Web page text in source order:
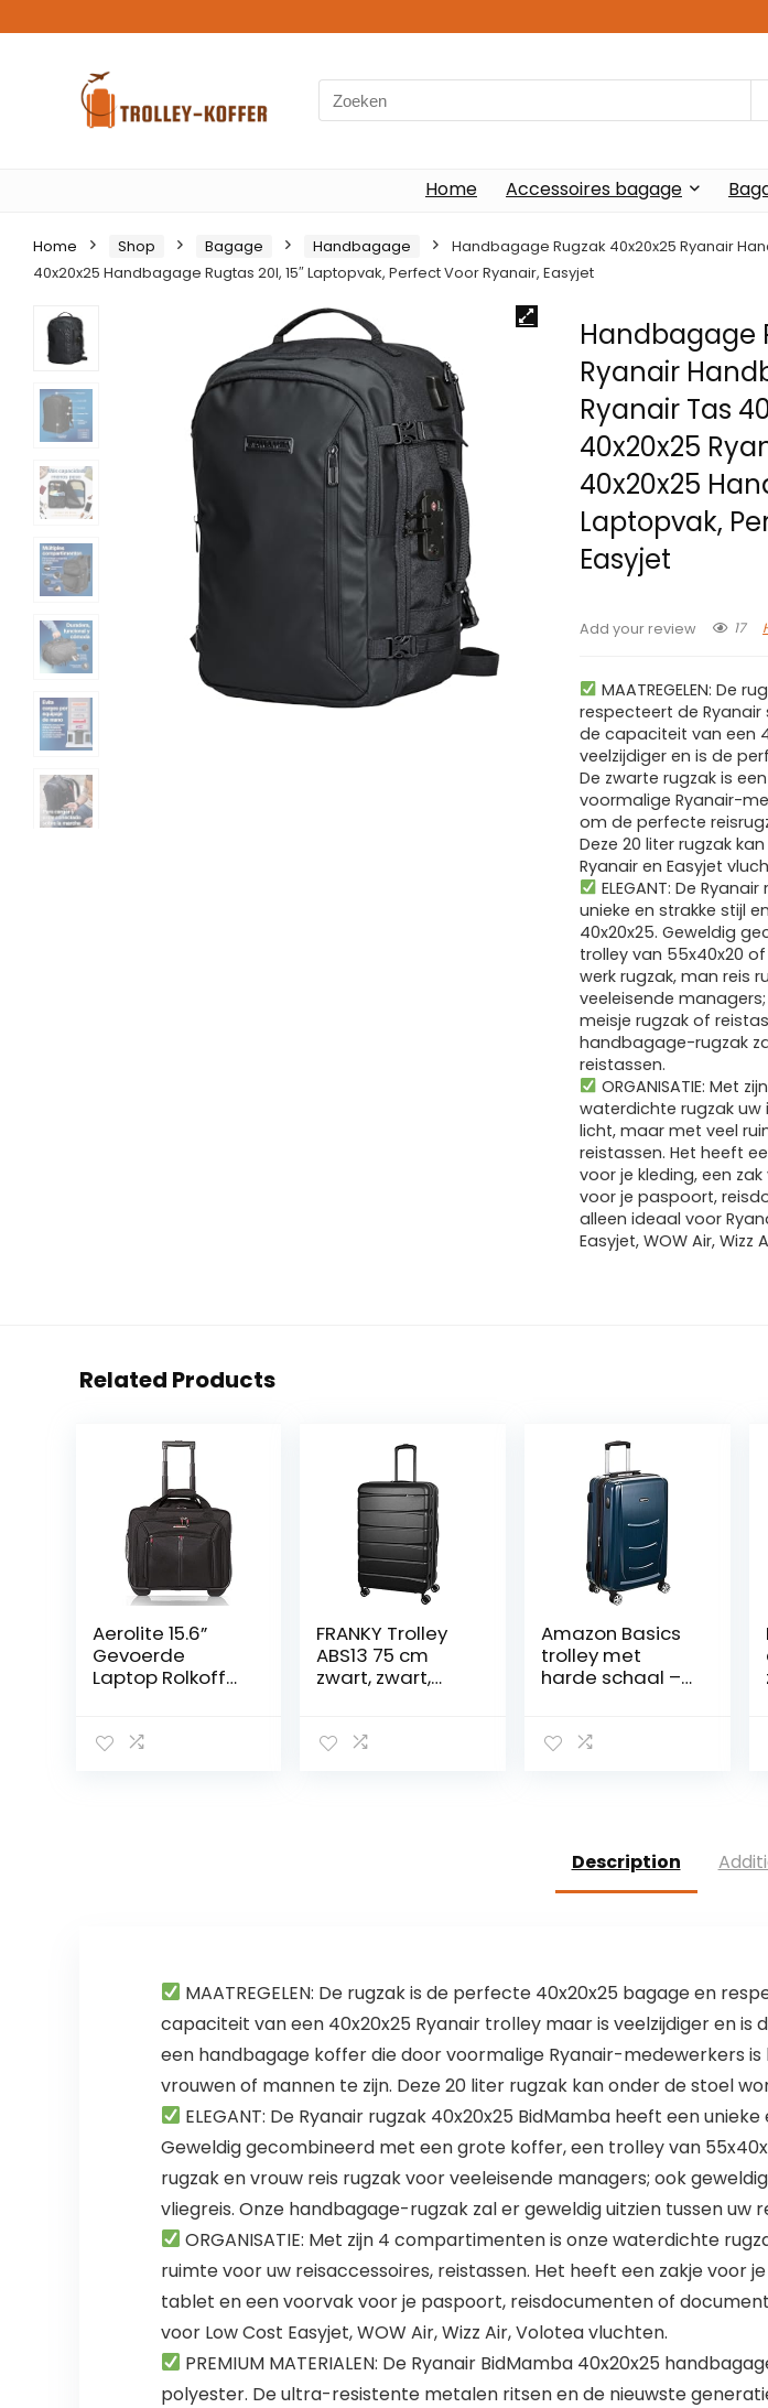
Search
for:
Home Accessoires bagage
Home Shop Bagage Handbagage
Handbagage Rugzak 40x20x25 Ryanair
40x20x25 Handbagage Rugtas 20l, 15″ Laptopvak, Perfect Voor Ryanair, Easyjet
Handbagage
Ryanair
Ryanair Tas
40x20x25
40x20x25
Laptopvak,
Easyjet
Add your review 17
MAATREGELEN: De
respecteert de
de capaciteit van een
veelzijdiger en is de
De zwarte rugzak is
voormalige Ryanair-
om de perfecte
Deze 20 liter rugzak
Ryanair en Easyjet
ELEGANT: De
unieke en strakke stijl
40x20x25. Geweldig
trolley van 55x40x20
werk rugzak, man reis
veeleisende
meisje rugzak of
handbagage-rugzak
reistassen.
ORGANISATIE: Met
waterdichte rugzak uw
licht, maar met veel
reistassen. Het heeft
voor je kleding, een
voor je paspoort,
alleen ideaal voor
Easyjet, WOW Air, Wizz
Related Products
Aerolite 15.6”
Gevoerde
Laptop Rolkoffer
Zakelijke Tas –
FRANKY Trolley
ABS13 75 cm
zwart, zwart,
Amazon Basics
trolley met
harde schaal –
Description
MAATREGELEN: De rugzak is de perfecte 40x20x25 bagage en
capaciteit van een 40x20x25 Ryanair trolley maar is veelzijdiger en
een handbagage koffer die door voormalige Ryanair-medewerkers
vrouwen of mannen te zijn. Deze 20 liter rugzak kan onder de stoel
ELEGANT: De Ryanair rugzak 40x20x25 BidMamba heeft een
Geweldig gecombineerd met een grote koffer, een trolley van
rugzak en vrouw reis rugzak voor veeleisende managers; ook
vliegreis. Onze handbagage-rugzak zal er geweldig uitzien tussen uw
ORGANISATIE: Met zijn 4 compartimenten is onze waterdichte
ruimte voor uw reisaccessoires, reistassen. Het heeft een zakje voor
tablet en een voorvak voor je paspoort, reisdocumenten of
voor Low Cost Easyjet, WOW Air, Wizz Air, Volotea vluchten.
PREMIUM MATERIALEN: De Ryanair BidMamba 40x20x25
polyester. De ultra-resistente metalen ritsen en de nieuwste